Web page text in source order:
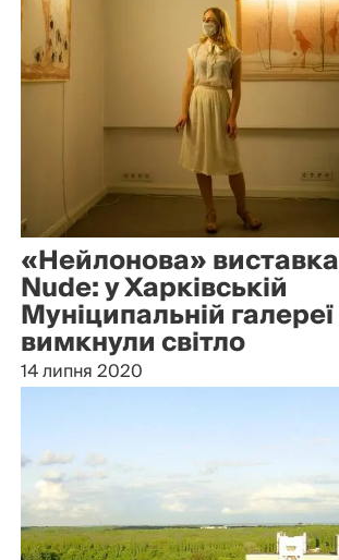
«Нейлонова» виставка
Nude: у Харківській
Муніципальній галереї
вимкнули світло
14 липня 2020